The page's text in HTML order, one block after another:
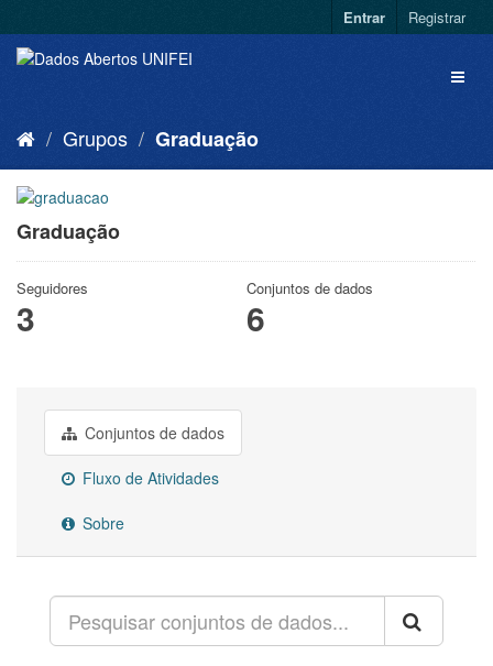
Entrar Registrar
Grupos Graduação
Graduação
Seguidores
3
Conjuntos de dados
6
Conjuntos de dados
Fluxo de Atividades
Sobre